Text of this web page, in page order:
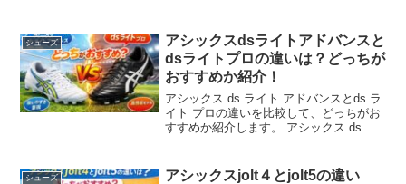
なりますよね。アシックス ジョルト4と
アシックス ...
シューズ
アシックスdsライトアドバンスと
dsライトプロの違いは？どっちが
おすすめか紹介！
アシックス ds ライト アドバンスとds ラ
イト プロの違いを比較して、どっちがお
すすめか紹介します。 アシックス ds ラ
いのか気になりますよね。 アシックス ...
シューズ
アシックスjolt４とjolt5の違い